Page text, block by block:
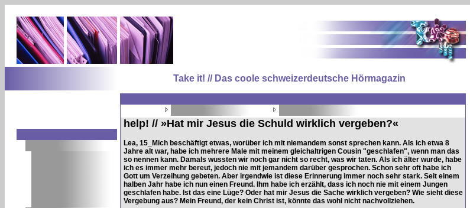
Take it! // Das coole schweizerdeutsche Hörmagazin
help! // »Hat mir Jesus die Schuld wirklich vergeben?«
Lea, 15_Mich beschäftigt etwas, worüber ich mit niemandem sonst sprechen kann. Als ich etwa 8
Jahre alt war, habe ich mehrere Male mit meinem gleichaltrigen Cousin "geschlafen", wenn man das
so nennen kann. Damals wussten wir noch gar nicht so recht, was wir taten. Als ich älter wurde, habe
ich es immer mehr bereut, jedoch nie mit jemandem darüber gesprochen. Schon sehr oft habe ich
Gott um Verzeihung gebeten. Aber irgendwie ist diese Erinnerung immer noch sehr stark. Seit einem
halben Jahr habe ich nun einen Freund. Ihm habe ich erzählt, dass ich noch nie mit einem Jungen
geschlafen habe. Ist das eine Lüge? Oder hat mir Jesus die Sache wirklich vergeben? Wie sieht diese
Vergebung aus? Mein Freund, der kein Christ ist, könnte das wohl nicht nachvollziehen.